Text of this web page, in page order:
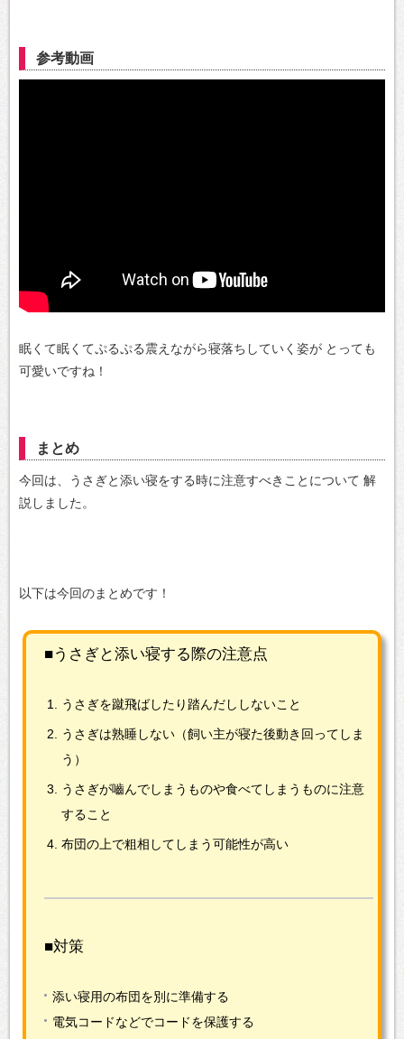
参考動画
眠くて眠くてぷるぷる震えながら寝落ちしていく姿が とっても
可愛いですね！
まとめ
今回は、うさぎと添い寝をする時に注意すべきことについて 解
説しました。
以下は今回のまとめです！
■うさぎと添い寝する際の注意点
うさぎを蹴飛ばしたり踏んだししないこと
うさぎは熟睡しない（飼い主が寝た後動き回ってしま
う）
うさぎが嚙んでしまうものや食べてしまうものに注意
すること
布団の上で粗相してしまう可能性が高い
■対策
添い寝用の布団を別に準備する
電気コードなどでコードを保護する